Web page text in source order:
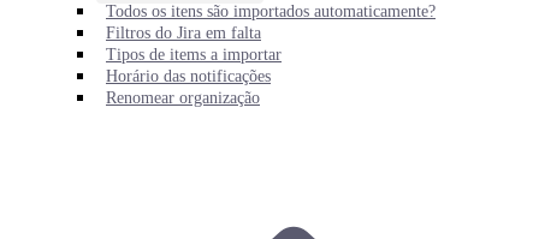
Todos os itens são importados automaticamente?
Filtros do Jira em falta
Tipos de items a importar
Horário das notificações
Renomear organização